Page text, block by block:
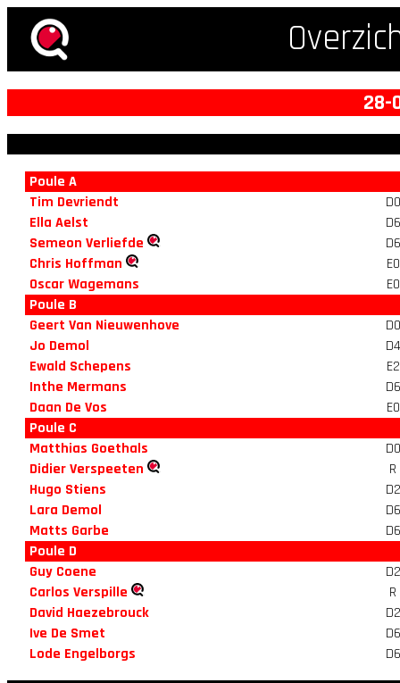
28-
Poule A
Tim Devriendt
D0
Ella Aelst
D6
Semeon Verliefde
D6
Chris Hoffman
E0
Oscar Wagemans
E0
Poule B
Geert Van Nieuwenhove
D0
Jo Demol
D4
Ewald Schepens
E2
Inthe Mermans
D6
Daan De Vos
E0
Poule C
Matthias Goethals
D0
Didier Verspeeten
R
Hugo Stiens
D2
Lara Demol
D6
Matts Garbe
D6
Poule D
Guy Coene
D2
Carlos Verspille
R
David Haezebrouck
D2
Ive De Smet
D6
Lode Engelborgs
D6